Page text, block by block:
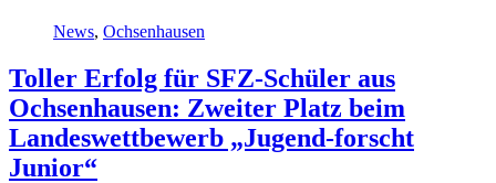
News, Ochsenhausen
Toller Erfolg für SFZ-Schüler aus
Ochsenhausen: Zweiter Platz beim
Landeswettbewerb „Jugend-forscht
Junior“